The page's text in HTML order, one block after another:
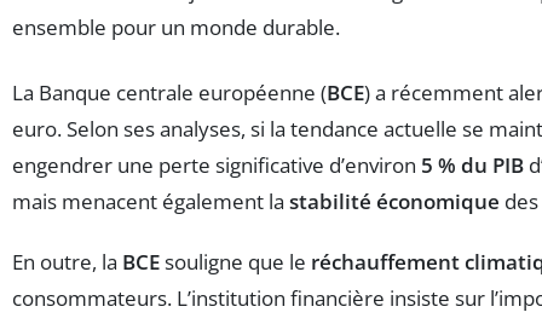
La Banque centrale européenne (BCE) a récemment
euro. Selon ses analyses, si la tendance actuelle se
engendrer une perte significative d’environ 5 % du PIB
mais menacent également la stabilité économique
En outre, la BCEsouligne que le réchauffement
consommateurs. L’institution financière insiste sur